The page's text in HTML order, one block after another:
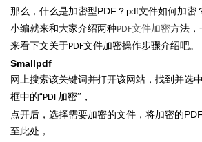
那么，什么是加密型PDF ？ pdf文件如何加密
小编就来和大家介绍两种PDF文件加密方法，
来看下文关于PDF文件加密操作步骤介绍吧。
Smallpdf
网上搜索该关键词并打开该网站，找到并选
框中的“PDF加密”，
点开后，选择需要加密的文件，将加密的PDF
至此处，